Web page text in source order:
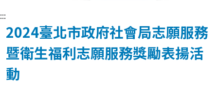
:::
2024臺北市政府社會局志願服務
暨衛生福利志願服務獎勵表揚活
動